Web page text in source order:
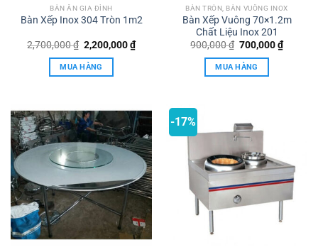
BÀN ĂN GIA ĐÌNH
Bàn Xếp Inox 304 Tròn 1m2
2,700,000₫ Giá
gốc
là:
2,700,000 ₫.
2,200,000₫Giá
hiện
MUA HÀNG
BÀN TRÒN, BÀN VUÔNG INOX
Bàn Xếp Vuông 70×1.2m
Chất Liệu Inox 201
900,000₫ Giá
là:
900,000 ₫.
700,000₫Giá
hiện
MUA HÀNG
-17%